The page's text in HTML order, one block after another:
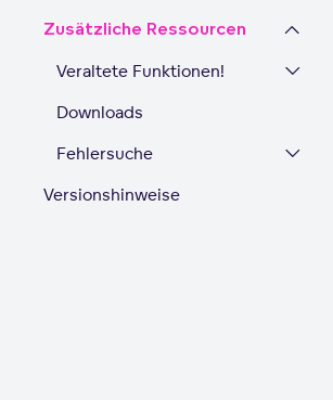
Zusätzliche Ressourcen
Veraltete Funktionen!
Downloads
Fehlersuche
Versionshinweise